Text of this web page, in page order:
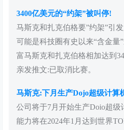
3400亿美元的“约架”被叫停!
马斯克和扎克伯格要”约架”引
可能是科技圈有史以来“含金量
富马斯克和扎克伯格相加达到
亲发推文:已取消比赛。
马斯克:下月生产Dojo超级计算
公司将于7月开始生产Doio超
能力将在2024年1月达到世界